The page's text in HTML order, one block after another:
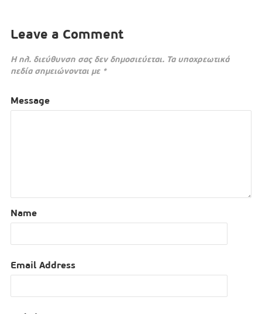
Leave a Comment
Η ηλ. διεύθυνση σας δεν δημοσιεύεται. Τα υποχρεωτικά
πεδία σημειώνονται με *
Message
Name
Email Address